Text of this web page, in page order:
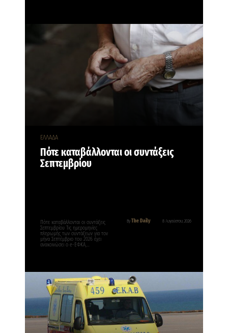
ΕΛΛΑΔΑ
Πότε καταβάλλονται οι συντάξεις
Σεπτεμβρίου
By The Daily 8 Αυγούστου, 2026
Πότε καταβάλλονται οι συντάξεις
Σεπτεμβρίου Τις ημερομηνίες
πληρωμής των συντάξεων για τον
μήνα Σεπτέμβριο του 2026 έχει
ανακοινώσει ο e-ΕΦΚΑ,…